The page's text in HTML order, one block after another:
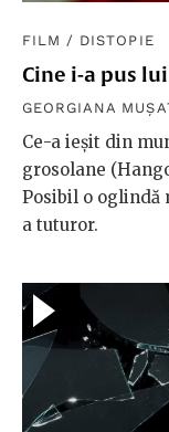
FILM / DISTOPIE
Cine i-a pus
GEORGIANA
Ce-a ieșit din
grosolane
Posibil o oglindă
a tuturor.